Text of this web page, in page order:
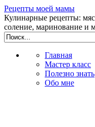
Рецепты моей мамы
Кулинарные рецепты:
соление, маринование и
Главная
Мастер класс
Полезно знать
Обо мне